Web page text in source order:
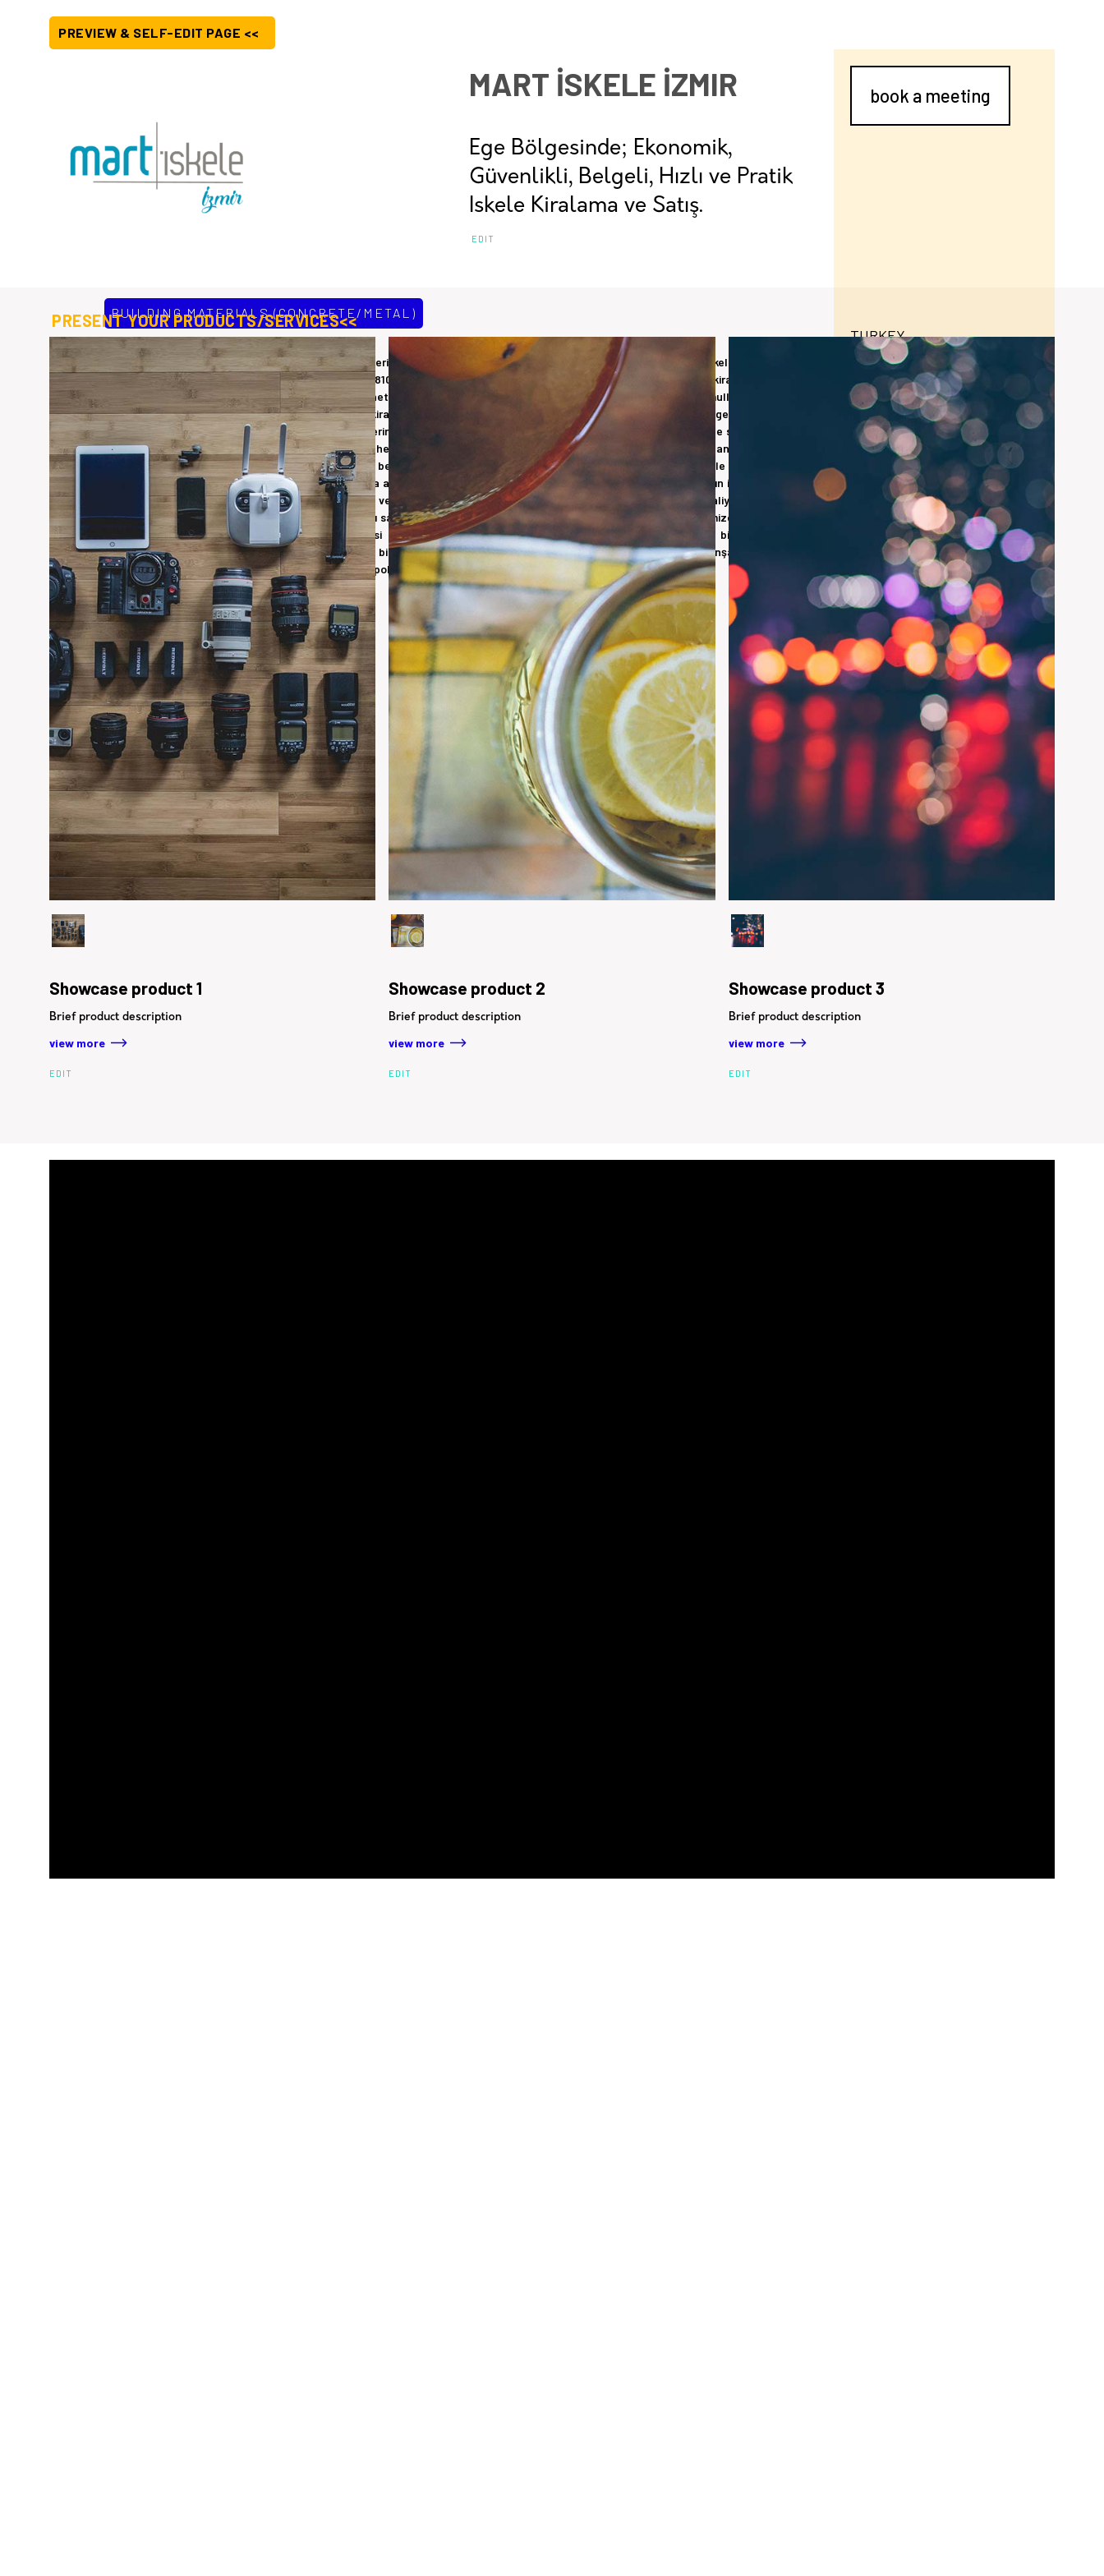
PREVIEW & SELF-EDIT PAGE <<
MART İSKELE İZMIR
Ege Bölgesinde; Ekonomik,
Güvenlikli, Belgeli, Hızlı ve Pratik
Iskele Kiralama ve Satış.
EDIT
BUILDING MATERIALS (CONCRETE/METAL)
Mart İskele, 20 yıllık tecrübesini ülkemizde de ciddiyetle üzerinde durulan İSG kurallarını sağlayabilen cephe ve hacim iskeleleri ihtiyacının
karşılanması amacıyla hizmetine devam etmektedir. TS-EN 12810 ve TS-EN 12811 standartlarına uygun olacak şekilde imalat, kiralama ve teknik
destek çalışmalarını sürdürmektedir. İmalat sistemi mevcut yönetmeliklerle uyumlu olacak şekilde düzenlenmiş olup; bütün mamuller galvanizedir.
Geniş bir teknik altyapıya sahip olan firmamız, özellikle satış/kiralama öncesinde ciddi bir teknik hazırlık yapmaktadır. Sizin için gerekli olan iskele
sisteminin projesini, hem İş Sağlığı ve İş Güvenliği Yönetmeliklerine uygun, hem de en ekonomik şekilde çözümlemekte; böylelikle satın alma veya
kiralama öncesinde uygunluk ve mali açıdan %100 e yakın keşif hesabı çıkarılmaktadır. İskele projesinin kiralama veya satın almadan önce projenize
uygun olarak hazırlanması şantiye ortamında bir çok faydayı beraberinde getirmektedir. Şantiye yönetiminin hazırlanmış iskele projesine göre,
iskeleler şantiyeye ulaşmadan önce gerekli onayları zamanında alabilme şansına sahip olmasına, İskele kurma-sökme firmalarının iskelenin binaya
nasıl tatbik edileceğine dair bilgi sahibi olmasına, Nakliye ve yatay-düşey taşımaların nasıl yapılacağının ve taşıma maliyet bedellerinin
belirlenmesine İş akışı planlamasının yapılmasına ciddi bir katkı sağlayacaktır. Mart İskele; gelişen teknolojiyi takip ederek ülkemizdeki ihtiyaçların
doğru tespiti ve çözümleri için yüksek inovasyon kapasitesi ile siz değerli müşterilerimizin tüm ihtiyaçlarını karşılamayı bir görev olarak
benimsemiştir. Mart İskele Sanayi ve Ticaret A.Ş. olarak, bilgi birikimimizi, dinamik yapımızla birleştirerek; değişen ve gelişen inşaat sektörünün
vazgeçilmezi olmak için yola çıktık. Kaliteli-Ekonomik-Destekçi politikamızla, size hizmet vermekten onur duyuyoruz.
EDIT
book a meeting
TURKEY
iskeleizmir.com/
ADD LINKS
PAGE STATUS
UNPUBLISHED
CHANGE
PRESENT YOUR PRODUCTS/SERVICES<<
Showcase product 1
Brief product description
view more
EDIT
Showcase product 2
Brief product description
view more
EDIT
Showcase product 3
Brief product description
view more
EDIT